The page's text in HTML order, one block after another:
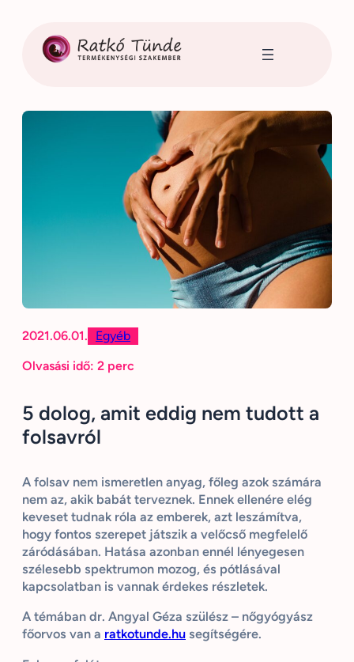
tartalomhoz
2021.06.01.
Egyéb
Olvasási idő: 2 perc
5 dolog, amit eddig nem tudott a
folsavról
A folsav nem ismeretlen anyag, főleg azok számára
nem az, akik babát terveznek. Ennek ellenére elég
keveset tudnak róla az emberek, azt leszámítva,
hogy fontos szerepet játszik a velőcső megfelelő
záródásában. Hatása azonban ennél lényegesen
szélesebb spektrumon mozog, és pótlásával
kapcsolatban is vannak érdekes részletek.
A témában dr. Angyal Géza szülész – nőgyógyász
főorvos van a ratkotunde.hu segítségére.